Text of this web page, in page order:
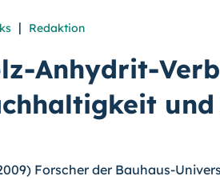
| Redaktion
Anhydrit-
Forscher der Bauhaus-